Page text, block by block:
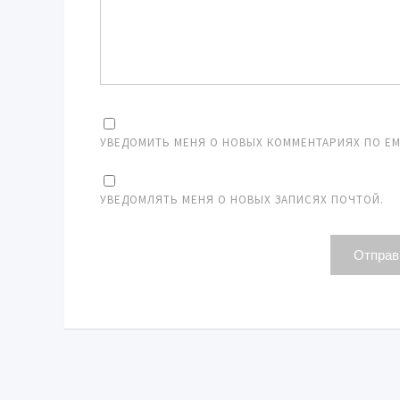
УВЕДОМИТЬ МЕНЯ О НОВЫХ КОММЕНТАРИЯХ ПО
УВЕДОМЛЯТЬ МЕНЯ О НОВЫХ ЗАПИСЯХ ПОЧТОЙ.